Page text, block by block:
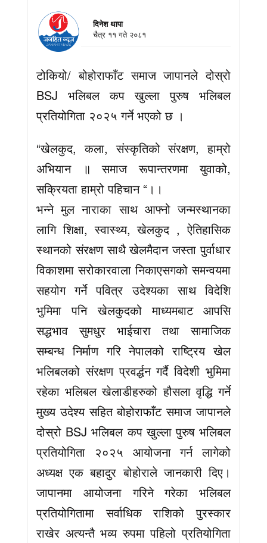
दिनेश थापा
चैत्र ११ गते २०८१
टोकियो/ बोहोराफाँट समाज जापानले दोस्रो
BSJ भलिबल कप खुल्ला पुरुष भलिबल
प्रतियोगिता २०२५ गर्ने भएको छ ।
“खेलकुद, कला, संस्कृतिको संरक्षण, हाम्रो
अभियान ॥ समाज रूपान्तरणमा युवाको,
सक्रियता हाम्रो पहिचान “।।
भन्ने मुल नाराका साथ आफ्नो जन्मस्थानका
लागि शिक्षा, स्वास्थ्य, खेलकुद , ऐतिहासिक
स्थानको संरक्षण साथै खेलमैदान जस्ता पुर्वाधार
विकाशमा सरोकारवाला निकाएसगको समन्वयमा
सहयोग गर्ने पवित्र उदेश्यका साथ विदेशि
भुमिमा पनि खेलकुदको माध्यमबाट आपसि
सद्धभाव सुमधुर भाईचारा तथा सामाजिक
सम्बन्ध निर्माण गरि नेपालको राष्ट्रिय खेल
भलिबलको संरक्षण प्रवर्द्धन गर्दै विदेशी भुमिमा
रहेका भलिबल खेलाडीहरुको हौसला वृद्धि गर्ने
मुख्य उदेश्य सहित बोहोराफाँट समाज जापानले
दोस्रो BSJ भलिबल कप खुल्ला पुरुष भलिबल
प्रतियोगिता २०२५ आयोजना गर्न लागेको
अध्यक्ष एक बहादुर बोहोराले जानकारी दिए।
जापानमा आयोजना गरिने गरेका भलिबल
प्रतियोगितामा सर्वाधिक राशिको पुरस्कार
राखेर अत्यन्तै भव्य रुपमा पहिलो प्रतियोगिता